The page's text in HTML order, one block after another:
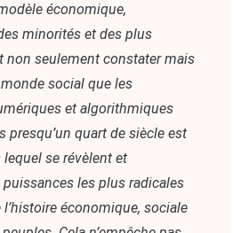
économique,
minorités et des plus
non seulement constater mais
social que les
et algorithmiques
presqu’un quart de siècle est
se révèlent et
puissances les plus radicales
économique, sociale